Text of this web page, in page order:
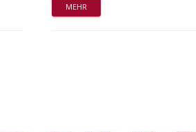
MEHR